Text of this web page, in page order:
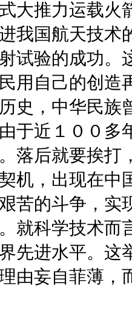
大推力运载火
我国航天技术
试验的成功。
用自己的创造
史，中华民族
于近１００多
落后就要挨打
机，出现在中
苦的斗争，
就科学技术而
先进水平。这
由妄自菲薄，